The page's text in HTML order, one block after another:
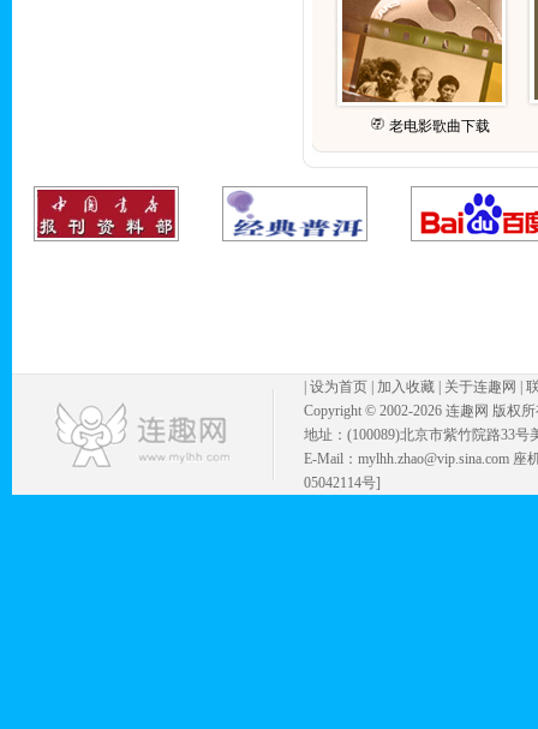
老电影歌曲下载
设为首页 加入收藏 关于连趣网
Copyright © 2002-2026 连趣网 版权
地址：(100089)北京市紫竹院路33号
E-Mail：mylhh.zhao@vip.sina.com
05042114号]